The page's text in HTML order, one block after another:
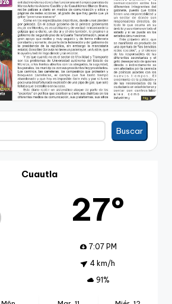
Buscar
Cuautla
27º
7:07 PM
4 km/h
91%